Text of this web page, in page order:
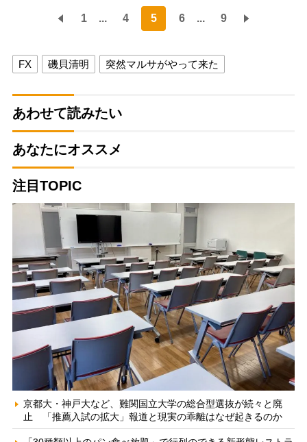
1 ... 4 5 6 ... 9
FX 磯貝清明 突然マルサがやって来た
あわせて読みたい
あなたにオススメ
注目TOPIC
京都大・神戸大など、難関国立大学の総合型選抜が続々と廃
止 「推薦入試の拡大」報道と現実の乖離はなぜ起きるのか